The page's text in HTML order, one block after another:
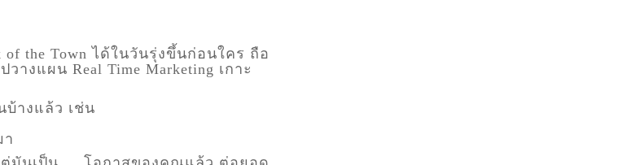
the Town ได้ในวันรุ่งขึ้นก่อนใคร ถือ
งแผน Real Time Marketing เกาะ
างแล้ว เช่น